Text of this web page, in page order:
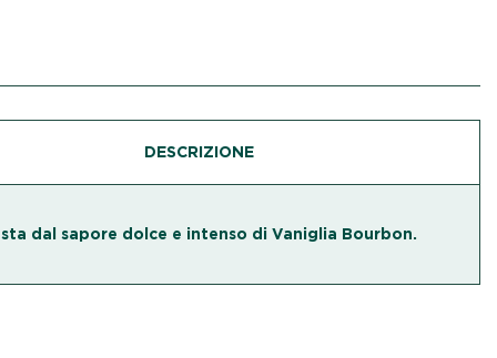
DESCRIZIONE
dal sapore dolce e intenso di Vaniglia Bourbon.